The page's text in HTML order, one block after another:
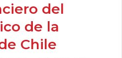
del
de la
Chile